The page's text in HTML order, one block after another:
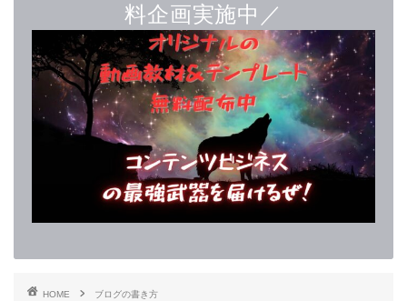
料企画実施中／
HOME
ブログの書き方